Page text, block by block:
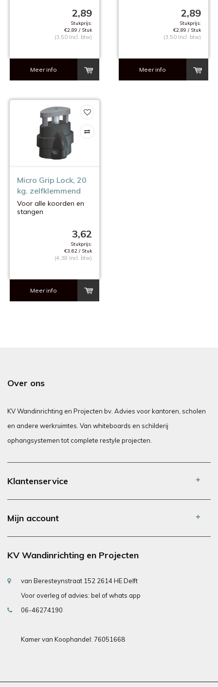
2,89
Stukprijs:
€2,89 / Stuk
(3,50 Incl. btw)
Meer info
2,89
Stukprijs:
€2,89 / Stuk
(3,50 Incl. btw)
Meer info
Micro Grip Lock, 20
kg. zelfklemmend
Voor alle koorden en
stangen
3,62
Stukprijs:
€3,62 / Stuk
(4,38 Incl. btw)
Meer info
Over ons
KV Wandinrichting en Projecten bv. Advies voor kantoren, scholen
en andere werkruimtes. Van whiteboards en schilderij
ophangsystemen tot complete restyle projecten.
Klantenservice
Mijn account
KV Wandinrichting en Projecten
van Beresteynstraat 152 2614 HE Delft
Voor overleg of advies: bel of whats app
06-46274190
Kamer van Koophandel: 76051668